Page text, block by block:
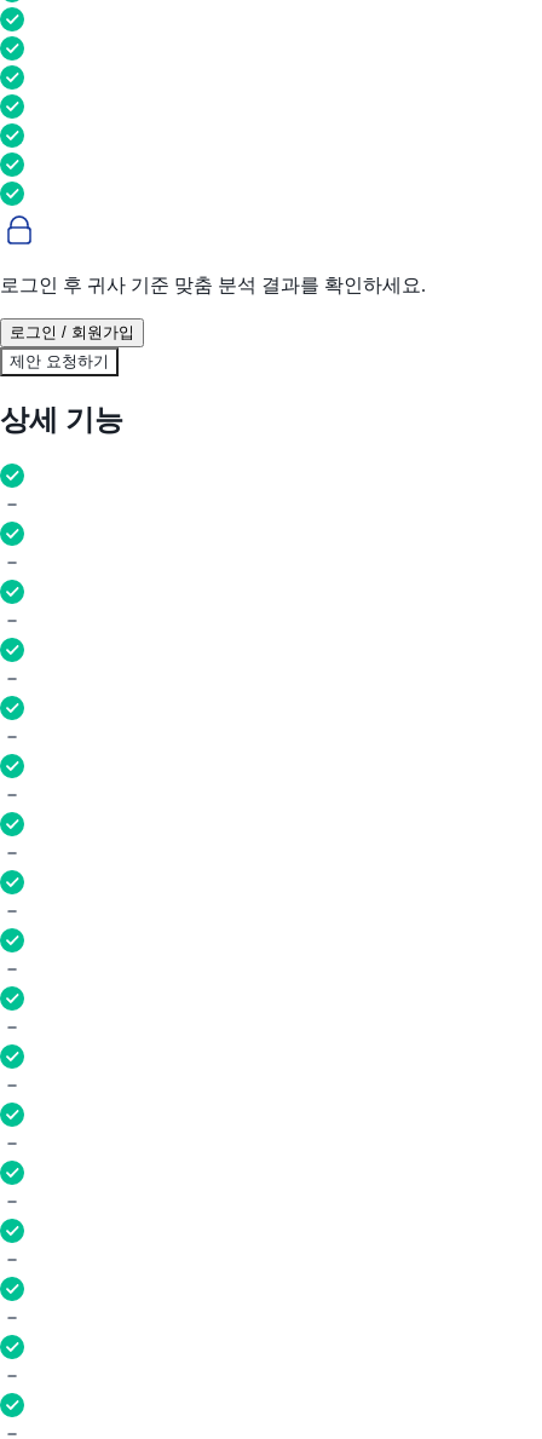
로그인 후 귀사 기준 맞춤 분석 결과를 확인하세요.
로그인 / 회원가입
제안 요청하기
상세 기능